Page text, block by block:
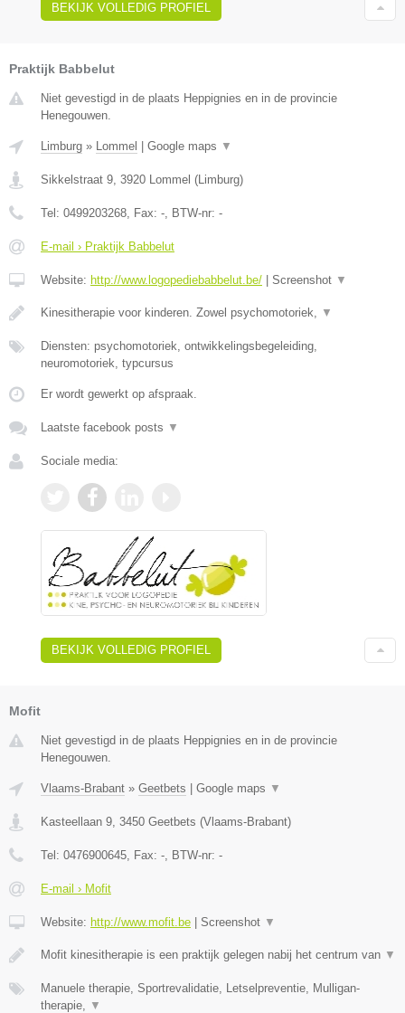
BEKIJK VOLLEDIG PROFIEL
Praktijk Babbelut
Niet gevestigd in de plaats Heppignies en in de provincie
Henegouwen.
Limburg » Lommel Google maps ▼
Sikkelstraat 9, 3920 Lommel (Limburg)
Tel: 0499203268, Fax: -, BTW-nr: -
E-mail › Praktijk Babbelut
Website: http://www.logopediebabbelut.be/ Screenshot ▼
Kinesitherapie voor kinderen. Zowel psychomotoriek, ▼
Diensten: psychomotoriek, ontwikkelingsbegeleiding,
neuromotoriek, typcursus
Er wordt gewerkt op afspraak.
Laatste facebook posts ▼
Sociale media:
BEKIJK VOLLEDIG PROFIEL
Mofit
Niet gevestigd in de plaats Heppignies en in de provincie
Henegouwen.
Vlaams-Brabant » Geetbets | Google maps ▼
Kasteellaan 9 3450 Geetbets (Vlaams-Brabant)
Tel: 0476900645 , Fax: - , BTW-nr: -
E-mail › Mofit
Website: http://www.mofit.be | Screenshot ▼
Mofit kinesitherapie is een praktijk gelegen nabij het centrum van ▼
Manuele therapie, Sportrevalidatie, Letselpreventie, Mulligan-
therapie,
▼